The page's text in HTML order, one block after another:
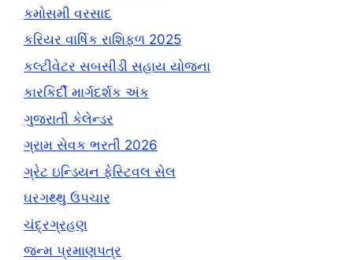
કમોસમી વરસાદ
કરિયર વાર્ષિક રાશિફળ 2025
કલ્ટીવેટર સબસીડી સહાય યોજના
કારકિર્દી માર્ગદર્શક અંક
ગુજરાતી કેલેન્ડર
ગ્રામ સેવક ભરતી 2026
ગ્રેટ ઇન્ડિયન ફેસ્ટિવલ સેલ
ઘરગથ્થુ ઉપચાર
ચંદ્રગ્રહણ
જન્મ પ્રમાણપત્ર